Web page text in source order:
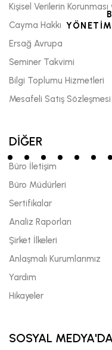
Kişisel Verilerin
Cayma Hakkı
Ersağ Avrupa
Seminer Takvimi
Bilgi Toplumu Hizmetleri
Mesafeli Satış Sözleşmesi
DİĞER
Büro İletişim
Büro Müdürleri
Sertifikalar
Analiz Raporları
Şirket İlkeleri
Anlaşmalı Kurumlarımız
Yardım
Hikayeler
SOSYAL